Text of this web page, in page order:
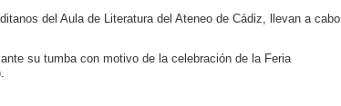
del Aula de Literatura del Ateneo de Cádiz, llevan a cabo
su tumba con motivo de la celebración de la Feria